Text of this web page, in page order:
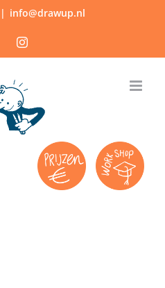
| info@drawup.nl
FacebookInstagram